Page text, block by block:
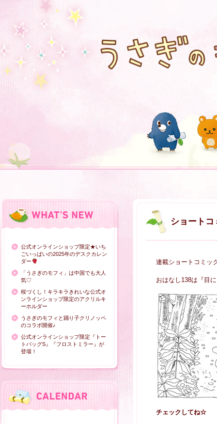
公式オンラインショップ限定★いち
ごいっぱいの2025年のデスクカレン
ダー
「うさぎのモフィ」は中国でも大人
気♡
桜づくし！キラキラきれいな公式オ
ンラインショップ限定のアクリルキ
ーホルダー
うさぎのモフィと踊り子クリノッペ
のコラボ開催♪
公式オンラインショップ限定『トー
トバッグS』『フロストミラー』が
登場！
ショート
連載ショートコミッ
おはなし138は『目
チェックしてね☆